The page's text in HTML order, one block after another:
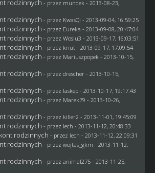
rodzinnych - przez mundek- 2013-08-23,
rodzinnych - przez KwasQi - 2013-09-04, 16:59:25
rodzinnych - przez Eureka - 2013-09-08, 20:47:04
rodzinnych - przez Wosiu3 - 2013-09-17, 16:03:51
rodzinnych - przez knut- 2013-09-17, 17:09:54
rodzinnych - przez Mariuszpopek - 2013-10-15,
rodzinnych - przez drescher- 2013-10-15,
rodzinnych - przez laskep- 2013-10-17, 19:17:43
rodzinnych - przez Marek79 - 2013-10-26,
rodzinnych - przez killer2 - 2013-11-01, 19:45:09
rodzinnych - przez lech - 2013-11-12, 20:48:33
kont rodzinnych - przez lech - 2013-11-12, 22:09:31
rodzinnych - przez wojtas_gkm - 2013-11-12,
rodzinnych - przez animal275 - 2013-11-25,